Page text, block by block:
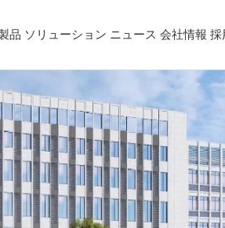
品 ソリューション ニュース 会社情報 採